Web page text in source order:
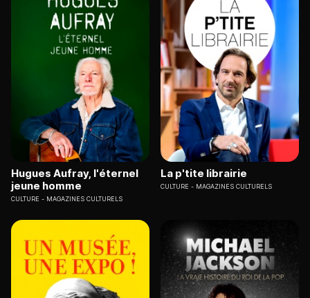
Hugues Aufray, l'éternel
jeune homme
CULTURE MAGAZINES CULTURELS
La p'tite librairie
CULTURE MAGAZINES CULTURELS